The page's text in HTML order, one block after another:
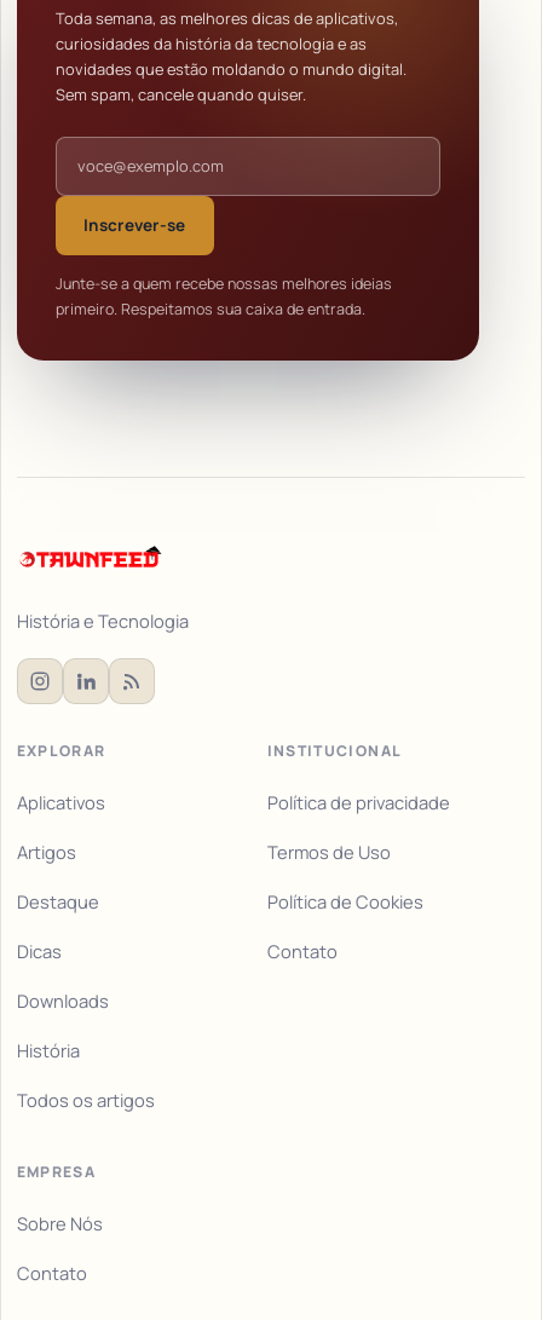
Toda semana, as melhores dicas de aplicativos,
curiosidades da história da tecnologia e as
novidades que estão moldando o mundo digital.
Sem spam, cancele quando quiser.
Endereço de e-mail
Inscrever-se
Junte-se a quem recebe nossas melhores ideias
primeiro. Respeitamos sua caixa de entrada.
História e Tecnologia
EXPLORAR
Aplicativos
Artigos
Destaque
Dicas
Downloads
História
Todos os artigos
INSTITUCIONAL
Política de privacidade
Termos de Uso
Política de Cookies
Contato
EMPRESA
Sobre Nós
Contato